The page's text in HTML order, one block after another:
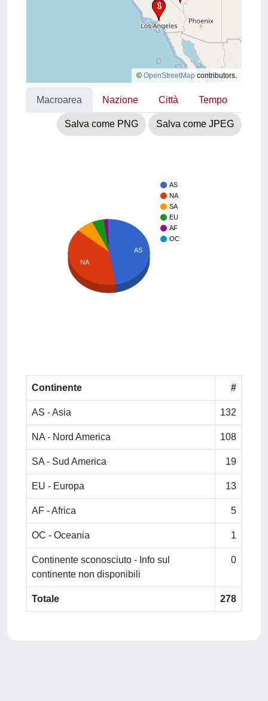
© OpenStreetMap contributors.
Macroarea Nazione Città Tempo
Salva come PNG Salva come JPEG
AS
NA
SA
EU
AF
OC
AS
NA
Continente #
AS - Asia 132
NA - Nord America 108
SA - Sud America 19
EU - Europa 13
AF - Africa 5
OC - Oceania 1
Continente sconosciuto - Info sul
continente non disponibili
0
Totale 278